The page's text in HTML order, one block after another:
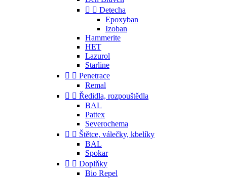
  Detecha
Epoxyban
Izoban
Hammerite
HET
Lazurol
Starline
  Penetrace
Remal
  Ředidla, rozpouštědla
BAL
Pattex
Severochema
  Štětce, válečky, kbelíky
BAL
Spokar
  Doplňky
Bio Repel